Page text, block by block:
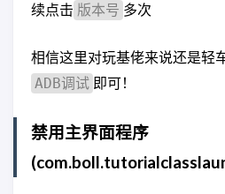
续点击 版本号 多次
相信这里对玩基佬来说还是轻
ADB调试 即可！
禁用主界面程序